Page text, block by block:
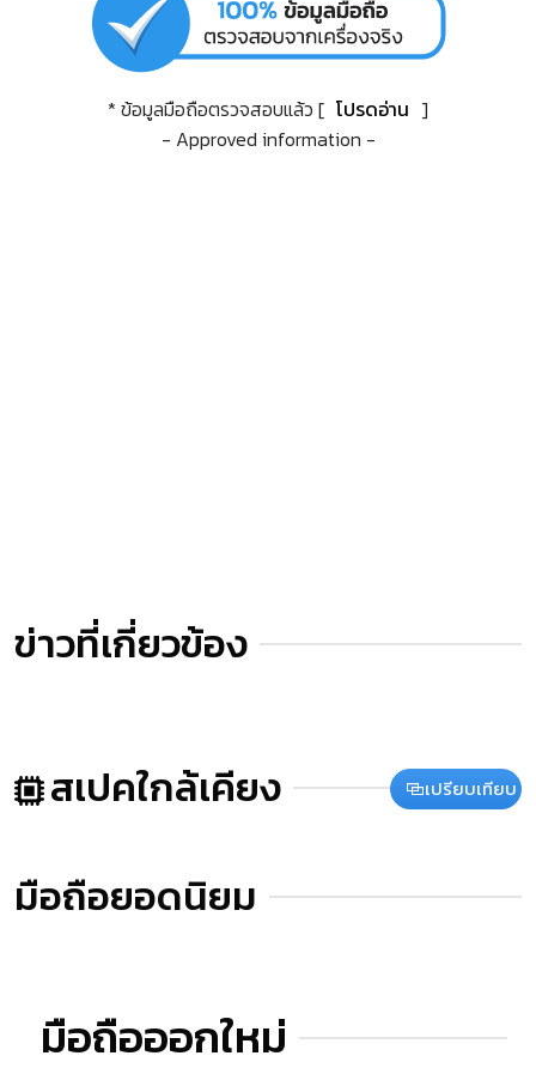
* ข้อมูลมือถือตรวจสอบแล้ว [ โปรดอ่าน ]
- Approved information -
ข่าวที่เกี่ยวข้อง
สเปคใกล้เคียง เปรียบเทียบ
มือถือยอดนิยม
มือถือออกใหม่